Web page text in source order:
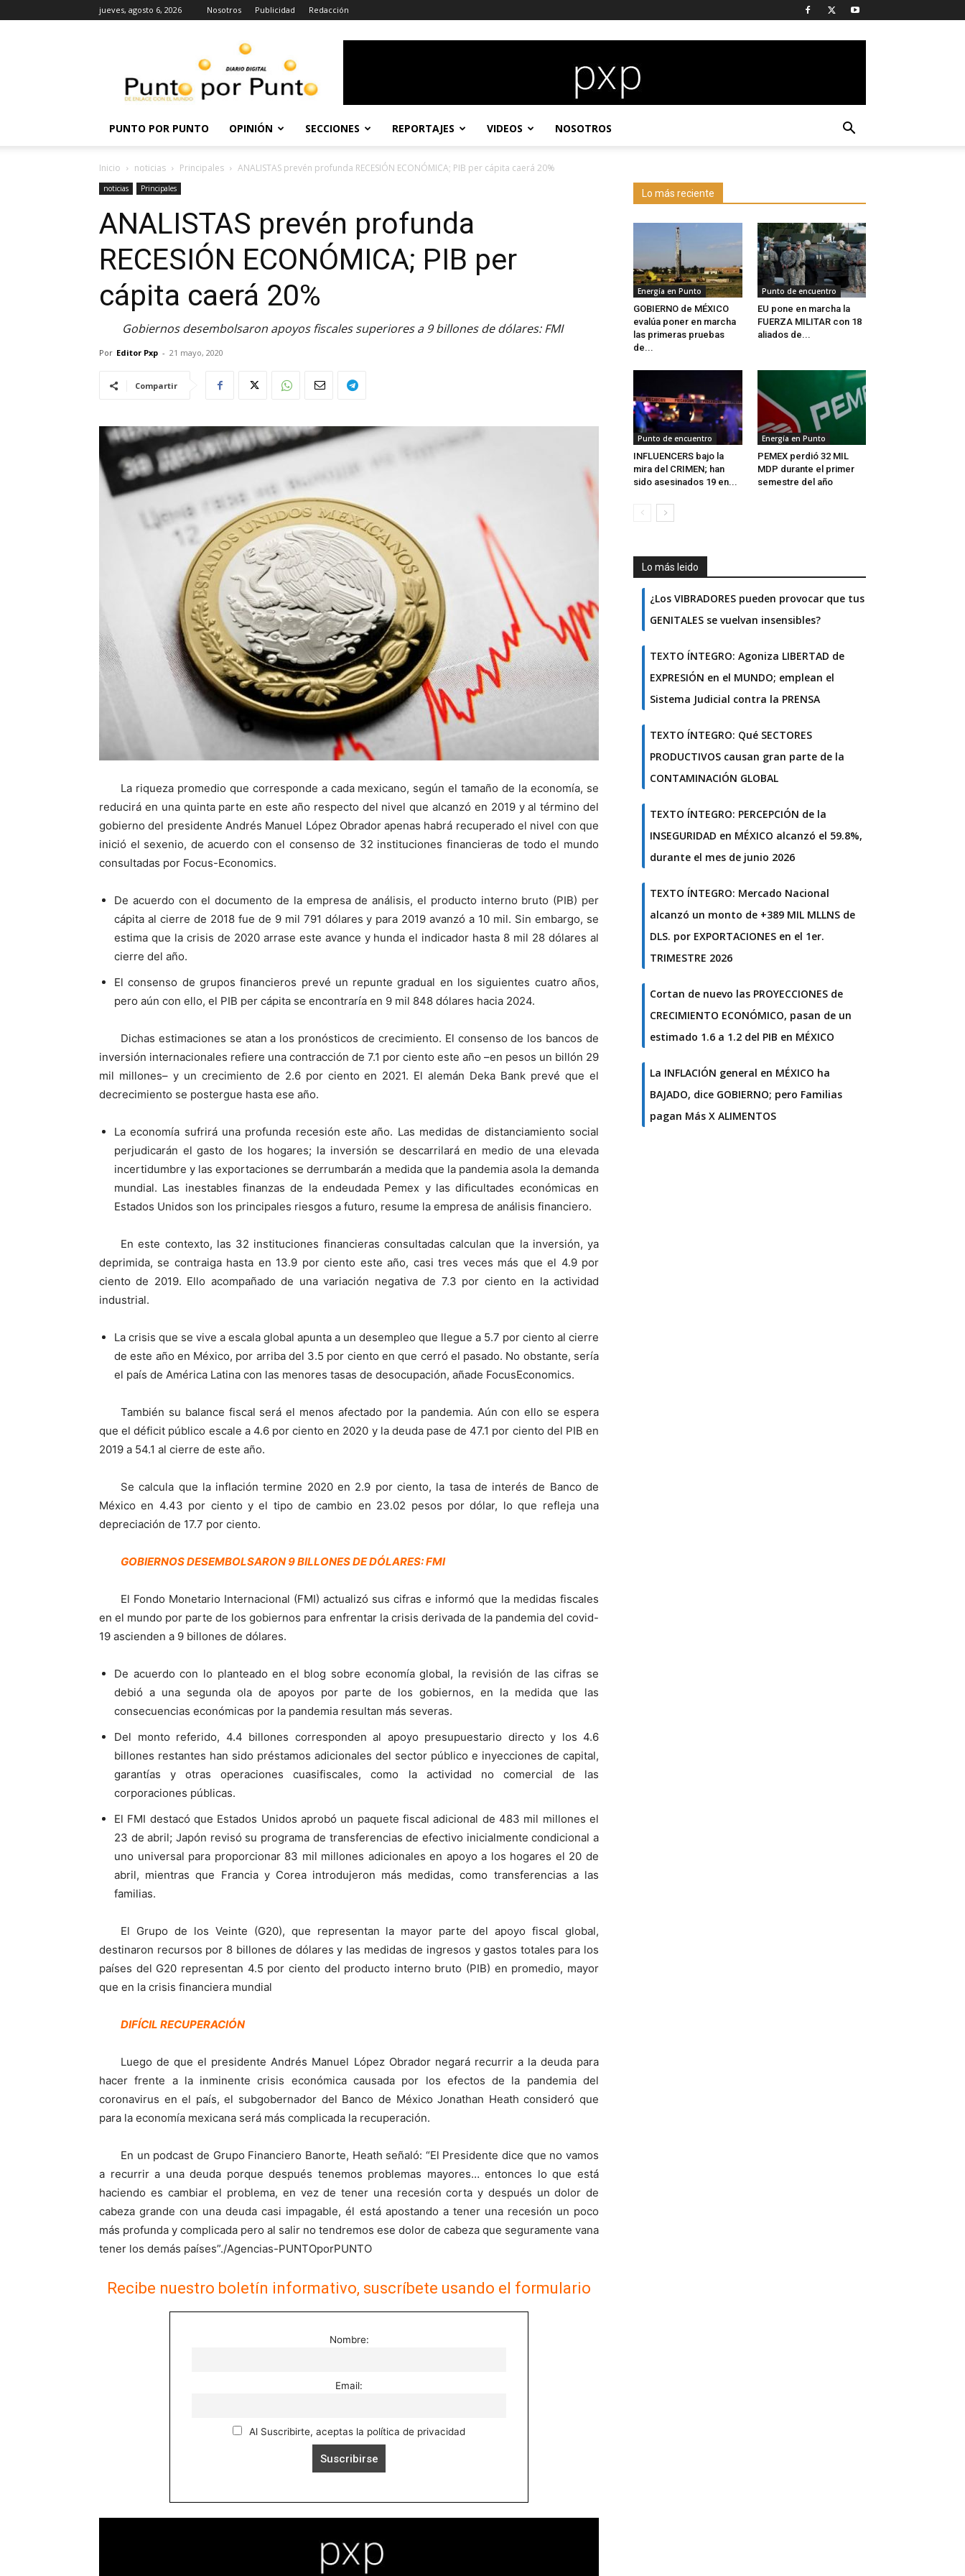
jueves, agosto 6, 2026 Nosotros Publicidad Redacción
Punto
PUNTO POR PUNTO OPINIÓN SECCIONES REPORTAJES VIDEOS NOSOTROS
Inicio noticias Principales ANALISTAS prevén profunda RECESIÓN ECONÓMICA; PIB per cápita caerá 20%
noticias Principales
ANALISTAS prevén profunda
RECESIÓN ECONÓMICA; PIB per
cápita caerá 20%
Gobiernos desembolsaron apoyos fiscales superiores a 9 billones de dólares: FMI
Por Editor Pxp - 21 mayo, 2020
Compartir
La riqueza promedio que corresponde a cada mexicano, según el tamaño de la economía, se
reducirá en una quinta parte en este año respecto del nivel que alcanzó en 2019 y al término del
gobierno del presidente Andrés Manuel López Obrador apenas habrá recuperado el nivel con que
inició el sexenio, de acuerdo con el consenso de 32 instituciones financieras de todo el mundo
consultadas por Focus-Economics.
De acuerdo con el documento de la empresa de análisis, el producto interno bruto (PIB) per
cápita al cierre de 2018 fue de 9 mil 791 dólares y para 2019 avanzó a 10 mil. Sin embargo, se
estima que la crisis de 2020 arrase este avance y hunda el indicador hasta 8 mil 28 dólares al
cierre del año.
El consenso de grupos financieros prevé un repunte gradual en los siguientes cuatro años,
pero aún con ello, el PIB per cápita se encontraría en 9 mil 848 dólares hacia 2024.
Dichas estimaciones se atan a los pronósticos de crecimiento. El consenso de los bancos de
inversión internacionales refiere una contracción de 7.1 por ciento este año –en pesos un billón 29
mil millones– y un crecimiento de 2.6 por ciento en 2021. El alemán Deka Bank prevé que el
decrecimiento se postergue hasta ese año.
La economía sufrirá una profunda recesión este año. Las medidas de distanciamiento social
perjudicarán el gasto de los hogares; la inversión se descarrilará en medio de una elevada
incertidumbre y las exportaciones se derrumbarán a medida que la pandemia asola la demanda
mundial. Las inestables finanzas de la endeudada Pemex y las dificultades económicas en
Estados Unidos son los principales riesgos a futuro, resume la empresa de análisis financiero.
En este contexto, las 32 instituciones financieras consultadas calculan que la inversión, ya
deprimida, se contraiga hasta en 13.9 por ciento este año, casi tres veces más que el 4.9 por
ciento de 2019. Ello acompañado de una variación negativa de 7.3 por ciento en la actividad
industrial.
La crisis que se vive a escala global apunta a un desempleo que llegue a 5.7 por ciento al cierre
de este año en México, por arriba del 3.5 por ciento en que cerró el pasado. No obstante, sería
el país de América Latina con las menores tasas de desocupación, añade FocusEconomics.
También su balance fiscal será el menos afectado por la pandemia. Aún con ello se espera
que el déficit público escale a 4.6 por ciento en 2020 y la deuda pase de 47.1 por ciento del PIB en
2019 a 54.1 al cierre de este año.
Se calcula que la inflación termine 2020 en 2.9 por ciento, la tasa de interés de Banco de
México en 4.43 por ciento y el tipo de cambio en 23.02 pesos por dólar, lo que refleja una
depreciación de 17.7 por ciento.
GOBIERNOS DESEMBOLSARON 9 BILLONES DE DÓLARES: FMI
El Fondo Monetario Internacional (FMI) actualizó sus cifras e informó que la medidas fiscales
en el mundo por parte de los gobiernos para enfrentar la crisis derivada de la pandemia del covid-
19 ascienden a 9 billones de dólares.
De acuerdo con lo planteado en el blog sobre economía global, la revisión de las cifras se
debió a una segunda ola de apoyos por parte de los gobiernos, en la medida que las
consecuencias económicas por la pandemia resultan más severas.
Del monto referido, 4.4 billones corresponden al apoyo presupuestario directo y los 4.6
billones restantes han sido préstamos adicionales del sector público e inyecciones de capital,
garantías y otras operaciones cuasifiscales, como la actividad no comercial de las
corporaciones públicas.
El FMI destacó que Estados Unidos aprobó un paquete fiscal adicional de 483 mil millones el
23 de abril; Japón revisó su programa de transferencias de efectivo inicialmente condicional a
uno universal para proporcionar 83 mil millones adicionales en apoyo a los hogares el 20 de
abril, mientras que Francia y Corea introdujeron más medidas, como transferencias a las
familias.
El Grupo de los Veinte (G20), que representan la mayor parte del apoyo fiscal global,
destinaron recursos por 8 billones de dólares y las medidas de ingresos y gastos totales para los
países del G20 representan 4.5 por ciento del producto interno bruto (PIB) en promedio, mayor
que en la crisis financiera mundial
DIFÍCIL RECUPERACIÓN
Luego de que el presidente Andrés Manuel López Obrador negará recurrir a la deuda para
hacer frente a la inminente crisis económica causada por los efectos de la pandemia del
coronavirus en el país, el subgobernador del Banco de México Jonathan Heath consideró que
para la economía mexicana será más complicada la recuperación.
En un podcast de Grupo Financiero Banorte, Heath señaló: “El Presidente dice que no vamos
a recurrir a una deuda porque después tenemos problemas mayores… entonces lo que está
haciendo es cambiar el problema, en vez de tener una recesión corta y después un dolor de
cabeza grande con una deuda casi impagable, él está apostando a tener una recesión un poco
más profunda y complicada pero al salir no tendremos ese dolor de cabeza que seguramente vana
tener los demás países”./Agencias-PUNTOporPUNTO
Recibe nuestro boletín informativo, suscríbete usando el formulario
Nombre:
Email:
Al Suscribirte, aceptas la política de privacidad
Lo más reciente
Energía en Punto
GOBIERNO de MÉXICO
evalúa poner en marcha
las primeras pruebas
de...
Punto de encuentro
EU pone en marcha la
FUERZA MILITAR con 18
aliados de...
Punto de encuentro
INFLUENCERS bajo la
mira del CRIMEN; han
sido asesinados 19 en...
Energía en Punto
PEMEX perdió 32 MIL
MDP durante el primer
semestre del año
Lo más leido
¿Los VIBRADORES pueden provocar que tus
GENITALES se vuelvan insensibles?
TEXTO ÍNTEGRO: Agoniza LIBERTAD de
EXPRESIÓN en el MUNDO; emplean el
Sistema Judicial contra la PRENSA
TEXTO ÍNTEGRO: Qué SECTORES
PRODUCTIVOS causan gran parte de la
CONTAMINACIÓN GLOBAL
TEXTO ÍNTEGRO: PERCEPCIÓN de la
INSEGURIDAD en MÉXICO alcanzó el 59.8%,
durante el mes de junio 2026
TEXTO ÍNTEGRO: Mercado Nacional
alcanzó un monto de +389 MIL MLLNS de
DLS. por EXPORTACIONES en el 1er.
TRIMESTRE 2026
Cortan de nuevo las PROYECCIONES de
CRECIMIENTO ECONÓMICO, pasan de un
estimado 1.6 a 1.2 del PIB en MÉXICO
La INFLACIÓN general en MÉXICO ha
BAJADO, dice GOBIERNO; pero Familias
pagan Más X ALIMENTOS